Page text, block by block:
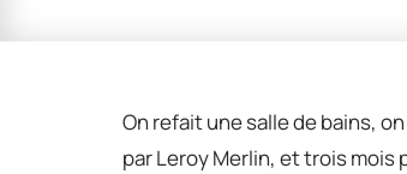
On refait une salle de bains,
par Leroy Merlin, et trois mois